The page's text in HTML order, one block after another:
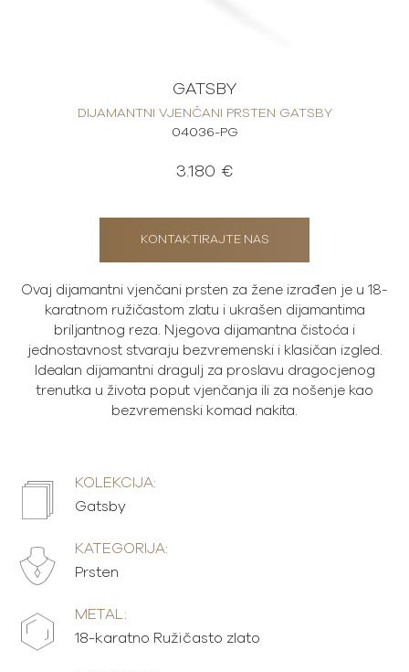
GATSBY
DIJAMANTNI VJENČANI PRSTEN GATSBY
04036-PG
3.180 €
KONTAKTIRAJTE NAS
Ovaj dijamantni vjenčani prsten za žene izrađen je u 18-
karatnom ružičastom zlatu i ukrašen dijamantima
briljantnog reza. Njegova dijamantna čistoća i
jednostavnost stvaraju bezvremenski i klasičan izgled.
Idealan dijamantni dragulj za proslavu dragocjenog
trenutka u života poput vjenčanja ili za nošenje kao
bezvremenski komad nakita.
KOLEKCIJA:
Gatsby
KATEGORIJA:
Prsten
METAL:
18-karatno Ružičasto zlato